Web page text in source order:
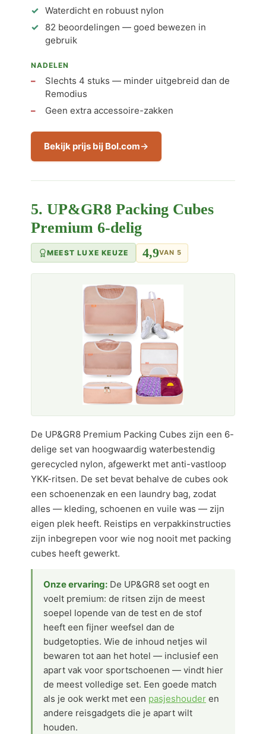
Waterdicht en robuust nylon
82 beoordelingen — goed bewezen in
gebruik
NADELEN
Slechts 4 stuks — minder uitgebreid dan de
Remodius
Geen extra accessoire-zakken
Bekijk prijs bij Bol.com
5. UP&GR8 Packing Cubes
Premium 6-delig
MEEST LUXE KEUZE 4,9VAN 5
De UP&GR8 Premium Packing Cubes zijn een 6-
delige set van hoogwaardig waterbestendig
gerecycled nylon, afgewerkt met anti-vastloop
YKK-ritsen. De set bevat behalve de cubes ook
een schoenenzak en een laundry bag, zodat
alles — kleding, schoenen en vuile was — zijn
eigen plek heeft. Reistips en verpakkinstructies
zijn inbegrepen voor wie nog nooit met packing
cubes heeft gewerkt.
Onze ervaring: De UP&GR8 set oogt en
voelt premium: de ritsen zijn de meest
soepel lopende van de test en de stof
heeft een fijner weefsel dan de
budgetopties. Wie de inhoud netjes wil
bewaren tot aan het hotel — inclusief een
apart vak voor sportschoenen — vindt hier
de meest volledige set. Een goede match
als je ook werkt met een pasjeshouder en
andere reisgadgets die je apart wilt
houden.